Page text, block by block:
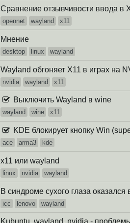
Сравнение отзывчивости ввода в
opennet wayland x11
Мнение
desktop linux wayland
Wayland обгоняет X11 в играх на
nvidia wayland x11
Выключить Wayland в wine
wayland wine x11
KDE блокирует кнопку Win
ace arma3 kde
x11 или wayland
linux nvidia wayland
В синдроме сухого глаза оказался
icc lenovo wayland